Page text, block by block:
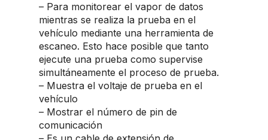
– Para monitorear el vapor de datos
mientras se realiza la prueba en el
vehículo mediante una herramienta de
escaneo. Esto hace posible que tanto
ejecute una prueba como supervise
simultáneamente el proceso de prueba.
– Muestra el voltaje de prueba en el
vehículo
– Mostrar el número de pin de
comunicación